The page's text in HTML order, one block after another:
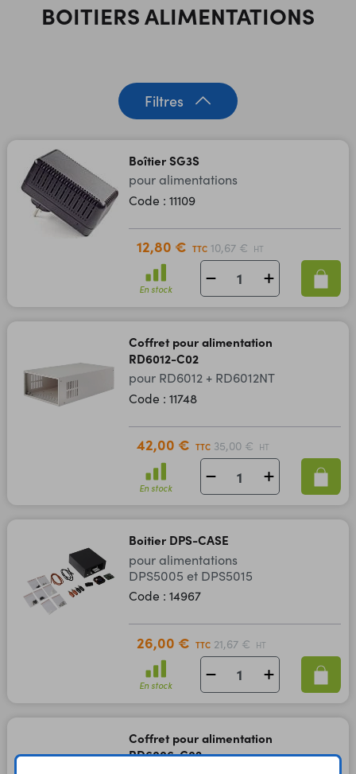
BOITIERS ALIMENTATIONS
Filtres
Boîtier SG3S
pour alimentations
Code : 11109
12,80 € TTC 10,67 € HT
En stock
Coffret pour alimentation
RD6012-C02
pour RD6012 + RD6012NT
Code : 11748
42,00 € TTC 35,00 € HT
En stock
Boitier DPS-CASE
pour alimentations
DPS5005 et DPS5015
Code : 14967
26,00 € TTC 21,67 € HT
En stock
Coffret pour alimentation
RD6006-C02